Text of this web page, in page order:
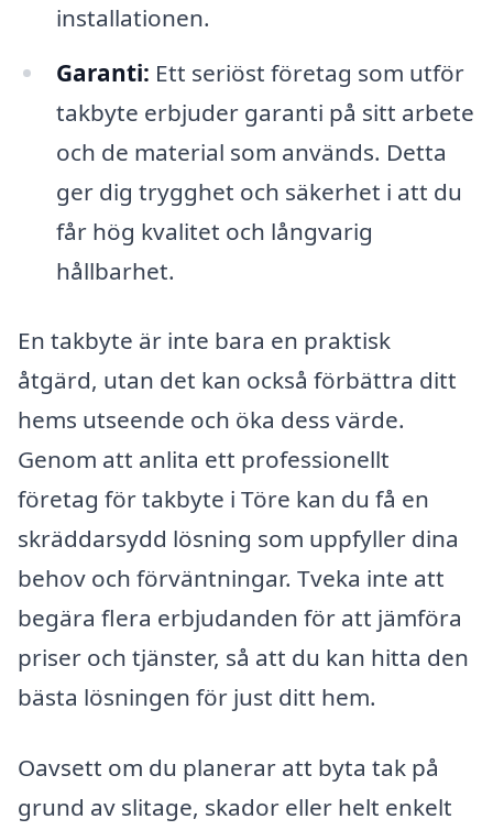
installationen.
Garanti: Ett seriöst företag som utför
takbyte erbjuder garanti på sitt arbete
och de material som används. Detta
ger dig trygghet och säkerhet i att du
får hög kvalitet och långvarig
hållbarhet.
En takbyte är inte bara en praktisk
åtgärd, utan det kan också förbättra ditt
hems utseende och öka dess värde.
Genom att anlita ett professionellt
företag för takbyte i Töre kan du få en
skräddarsydd lösning som uppfyller dina
behov och förväntningar. Tveka inte att
begära flera erbjudanden för att jämföra
priser och tjänster, så att du kan hitta den
bästa lösningen för just ditt hem.
Oavsett om du planerar att byta tak på
grund av slitage, skador eller helt enkelt